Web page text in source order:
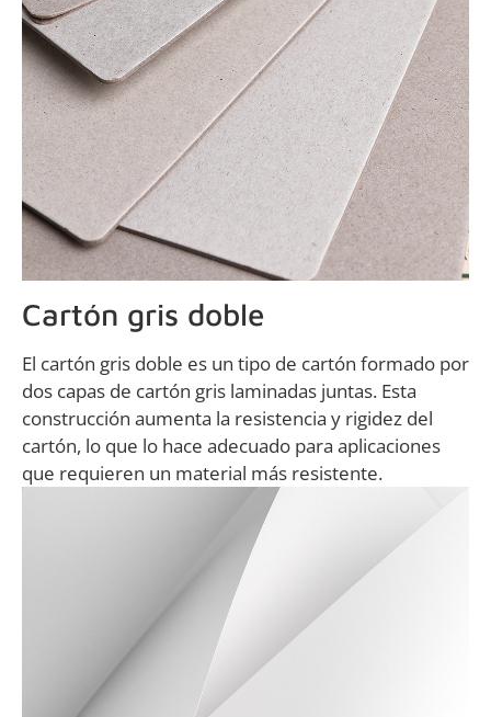
Cartón gris doble
El cartón gris doble es un tipo de cartón formado por
dos capas de cartón gris laminadas juntas. Esta
construcción aumenta la resistencia y rigidez del
cartón, lo que lo hace adecuado para aplicaciones
que requieren un material más resistente.